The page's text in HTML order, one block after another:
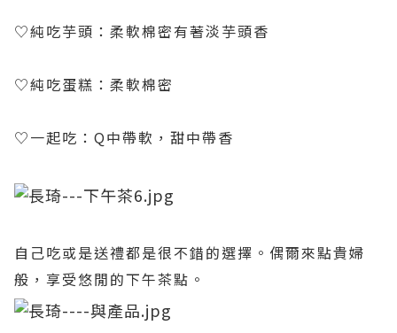
♡純吃芋頭：柔軟棉密有著淡芋頭香
♡純吃蛋糕：柔軟棉密
♡一起吃：Q中帶軟，甜中帶香
自己吃或是送禮都是很不錯的選擇。偶爾來點貴婦
般，享受悠閒的下午茶點。